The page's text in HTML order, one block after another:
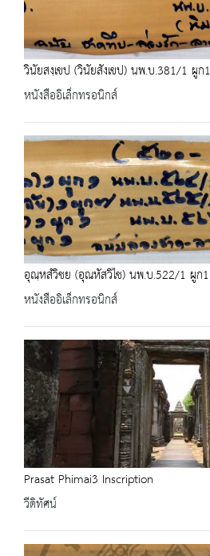
วินัยสงฺเขป (วินัยสังเขป) นพ.บ.381/1 ผูก1
หนังสืออิเล็กทรอนิกส์
อุณฺหสํวิชย (อุณหัสวิไช) นพ.บ.522/1 ผูก1
หนังสืออิเล็กทรอนิกส์
Prasat Phimai3 Inscription
วีดิทัศน์